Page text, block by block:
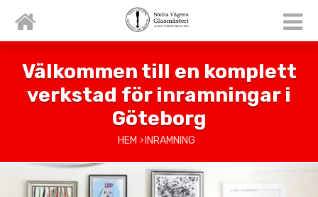
Välkommen till en komplett
verkstad för inramningar i
Göteborg
HEM › INRAMNING